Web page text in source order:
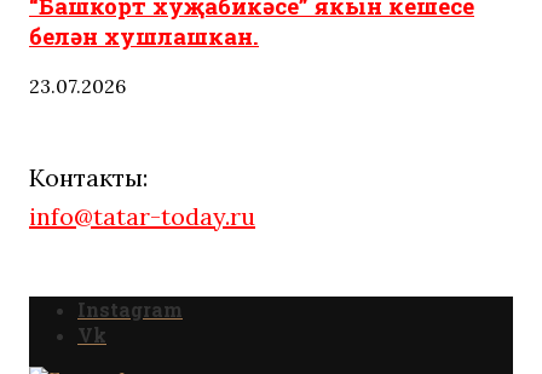
белән хушлашкан.
23.07.2026
Контакты:
info@tatar-today.ru
Instagram
Vk